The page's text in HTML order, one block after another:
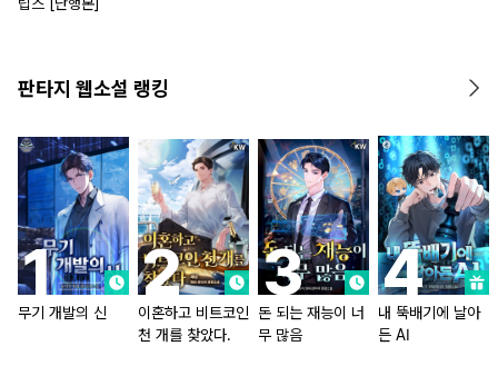
판타지 웹소설 랭킹
무기 개발의 신
이혼하고 비트코인
천 개를 찾았다.
돈 되는 재능이 너
무 많음
내 뚝배기에 날아
든 AI